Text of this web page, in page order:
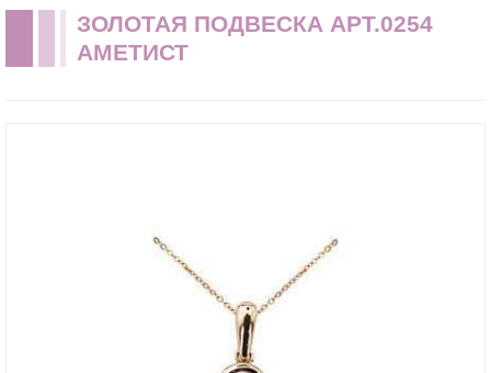
ЗОЛОТАЯ ПОДВЕСКА АРТ.0254
АМЕТИСТ